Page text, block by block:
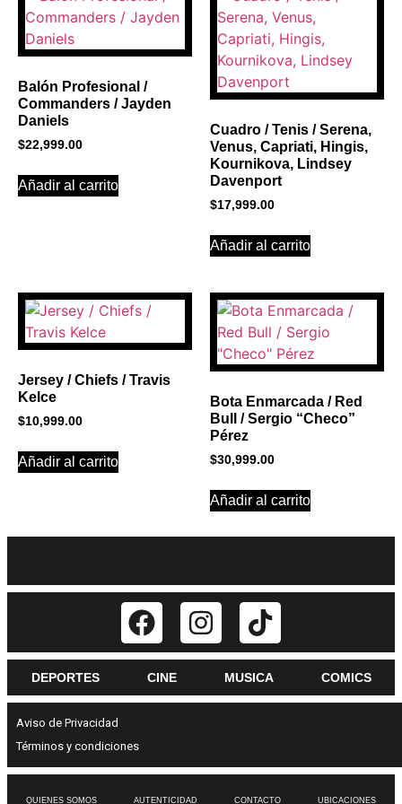
Click Here
Balón Profesional /
Commanders / Jayden
Daniels
$22,999.00
Añadir al carrito
Cuadro / Tenis / Serena,
Venus, Capriati, Hingis,
Kournikova, Lindsey
Davenport
$17,999.00
Añadir al carrito
Jersey / Chiefs / Travis
Kelce
$10,999.00
Añadir al carrito
Bota Enmarcada / Red
Bull / Sergio “Checo”
Pérez
$30,999.00
Añadir al carrito
DEPORTES CINE MUSICA COMICS
Aviso de Privacidad
Términos y condiciones
QUIENES SOMOS AUTENTICIDAD CONTACTO UBICACIONES